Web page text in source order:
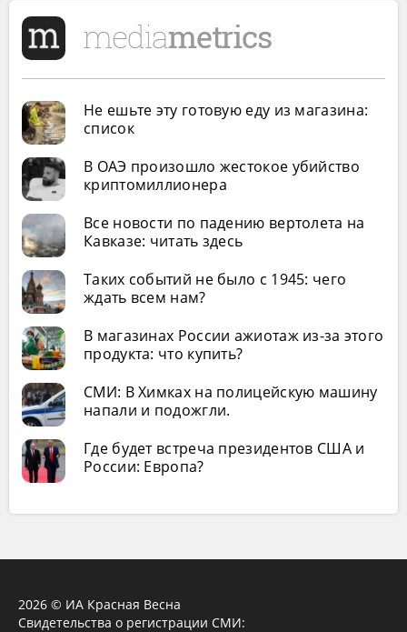
Не ешьте эту готовую еду из магазина:
список
В ОАЭ произошло жестокое убийство
криптомиллионера
Все новости по падению вертолета на
Кавказе: читать здесь
Таких событий не было с 1945: чего
ждать всем нам?
В магазинах России ажиотаж из-за этого
продукта: что купить?
СМИ: В Химках на полицейскую машину
напали и подожгли.
Где будет встреча президентов США и
России: Европа?
2026 © ИА Красная Весна
Свидетельства о регистрации СМИ: